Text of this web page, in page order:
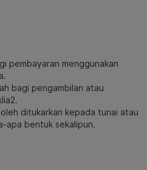
pembayaran menggunakan
bagi pengambilan atau
ditukarkan kepada tunai atau
apa bentuk sekalipun.